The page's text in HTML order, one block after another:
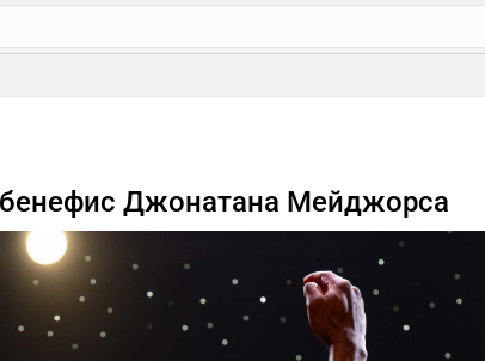
Джонатана Мейджорса